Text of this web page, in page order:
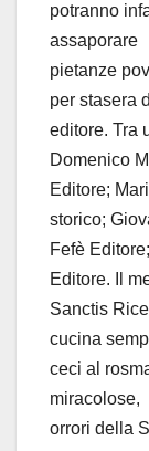
potranno
assaporare
pietanze
per stasera
editore. Tra
Domenico
Editore;
storico;
Fefè
Editore. Il
Sanctis
cucina
ceci al
miracolose,
orrori della